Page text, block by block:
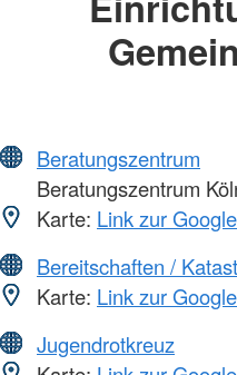
Beratungszentrum
Beratungszentrum
Karte: Link zur
Bereitschaften /
Karte: Link zur
Jugendrotkreuz